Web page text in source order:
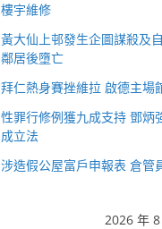
樓宇維修
黃大仙上邨發生企圖謀殺及
鄰居後墮亡
拜仁熱身賽挫維拉 啟德主場
性罪行修例獲九成支持 鄧炳
成立法
涉造假公屋富戶申報表 倉管
2026 年 8